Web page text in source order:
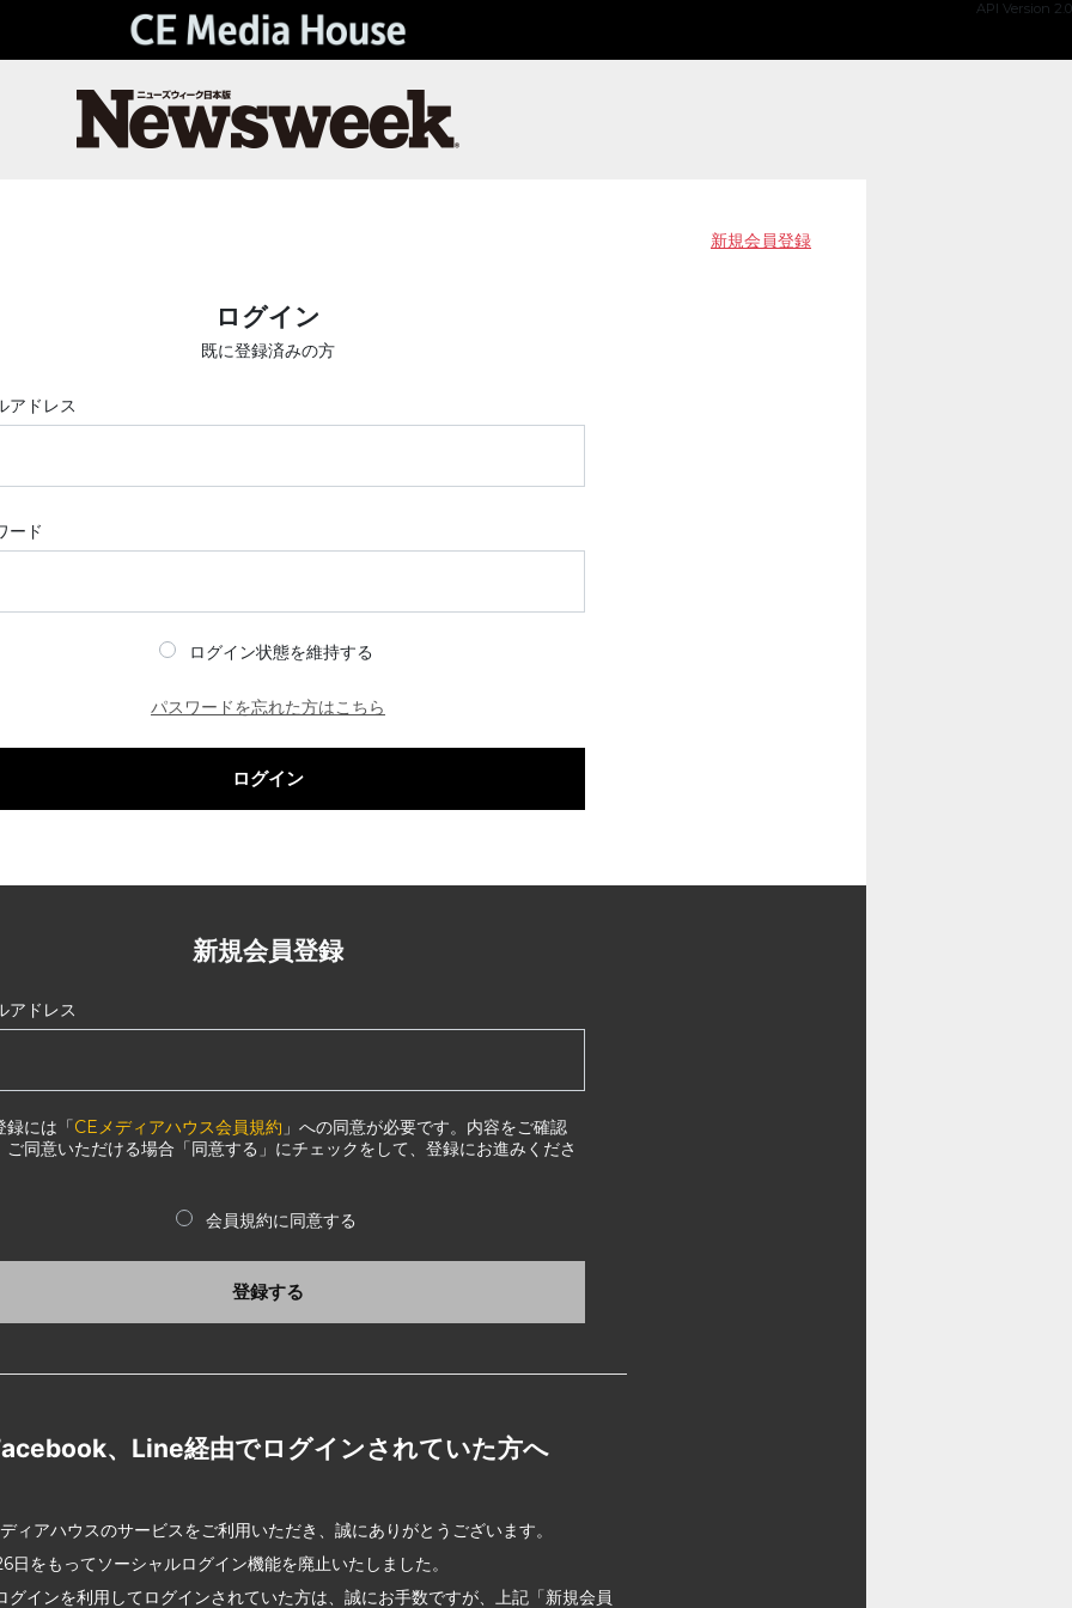
API Version 2.0
新規会員登録
ログイン
既に登録済みの方
アドレス
ード
ログイン状態を維持する
パスワードを忘れた方はこちら
ログイン
新規会員登録
アドレス
録には「CEメディアハウス会員規約 」への同意が必要です。内容をご確認
ご同意いただける場合「同意する」にチェックをして、登録にお進みくださ
会員規約に同意する
登録する
、Line経由でログインされていた方へ
ィアハウスのサービスをご利用いただき、誠にありがとうございます。
日をもってソーシャルログイン機能を廃止いたしました。
グインを利用してログインされていた方は、誠にお手数ですが、上記「新規会員